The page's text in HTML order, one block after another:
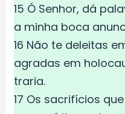
15 Ó Senhor, dá
a minha boca
16 Não te deleitas
agradas em
traria.
17 Os sacrifícios